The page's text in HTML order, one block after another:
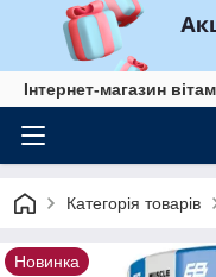
Інтернет-магазин
Категорія товарів
Новинка